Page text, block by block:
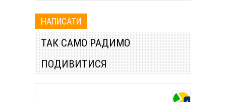
ТАК САМО РАДИМО
ПОДИВИТИСЯ